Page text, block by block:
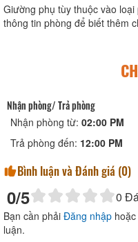
Giường phụ tùy thuộc vào
thông tin phòng để biết thêm
Nhận phòng/ Trả phòng
Nhận phòng từ: 02:00 PM
Trả phòng đến: 12:00 PM
Bình luận và Đánh giá (0)
0/5 0
Bạn cần phải Đăng nhập hoặc
luận.